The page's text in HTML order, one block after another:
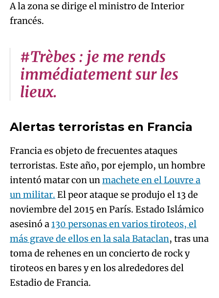
A la zona se dirige el ministro de Interior
francés.
#Trèbes : je me rends
immédiatement sur les
lieux.
Alertas terroristas en Francia
Francia es objeto de frecuentes ataques
terroristas. Este año, por ejemplo, un hombre
intentó matar con unmachete en el Louvre a
un militar. El peor ataque se produjo el 13 de
noviembre del 2015 en París. Estado Islámico
asesinó a130 personas en varios tiroteos, el
más grave de ellos en la sala Bataclan, tras una
toma de rehenes en un concierto de rock y
tiroteos en bares y en los alrededores del
Estadio de Francia.